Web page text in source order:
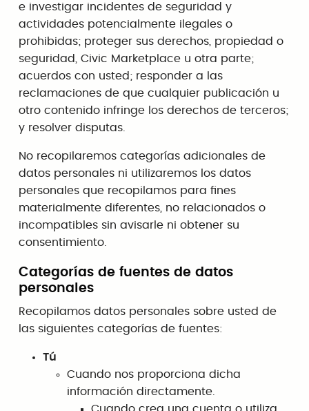
e investigar incidentes de seguridad y
actividades potencialmente ilegales o
prohibidas; proteger sus derechos, propiedad o
seguridad, Civic Marketplace u otra parte;
acuerdos con usted; responder a las
reclamaciones de que cualquier publicación u
otro contenido infringe los derechos de terceros;
y resolver disputas.
No recopilaremos categorías adicionales de
datos personales ni utilizaremos los datos
personales que recopilamos para fines
materialmente diferentes, no relacionados o
incompatibles sin avisarle ni obtener su
consentimiento.
Categorías de fuentes de datos
personales
Recopilamos datos personales sobre usted de
las siguientes categorías de fuentes:
Tú
Cuando nos proporciona dicha
información directamente.
Cuando crea una cuenta o utiliza